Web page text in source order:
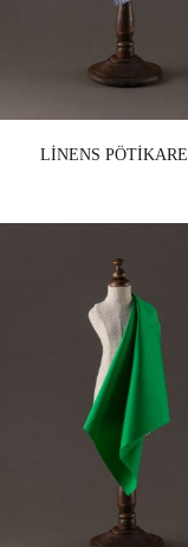
LİNENS PÖTİKARE